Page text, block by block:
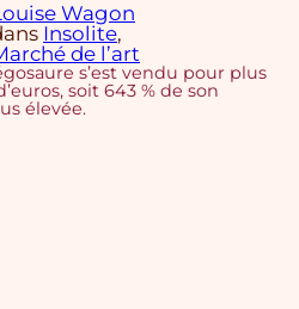
Wagon
Insolite
de l’art
s’est vendu pour plus
soit 643 % de son
élevée.